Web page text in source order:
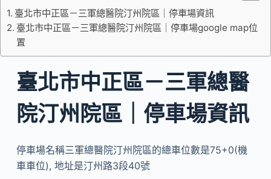
臺北市中正區－三軍總醫院汀州院區｜停車場資訊
臺北市中正區－三軍總醫院汀州院區｜停車場google map位
置
臺北市中正區－三軍總醫
院汀州院區｜停車場資訊
停車場名稱三軍總醫院汀州院區的總車位數是75+0(機
車車位), 地址是汀州路3段40號